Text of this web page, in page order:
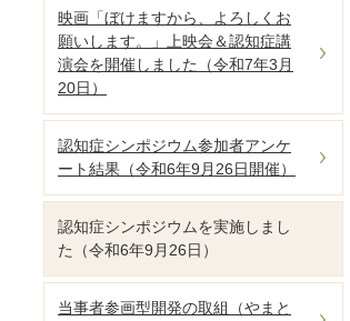
映画「ぼけますから、よろしくお
願いします。」上映会＆認知症講
演会を開催しました（令和7年3月
20日）
認知症シンポジウム参加者アンケ
ート結果（令和6年9月26日開催）
認知症シンポジウムを実施しまし
た（令和6年9月26日）
当事者参画型開発の取組（やまと